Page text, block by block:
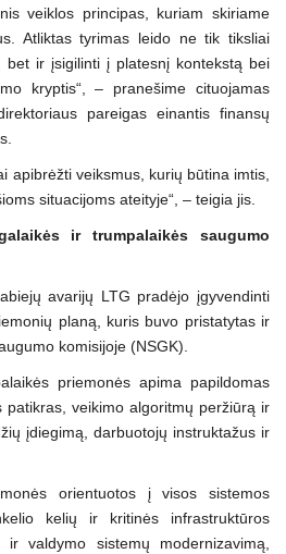
veiklos principas, kuriam skiriame
Atliktas tyrimas leido ne tik tiksliai
bet ir įsigilinti į platesnį kontekstą bei
kryptis“, – pranešime cituojamas
pareigas einantis finansų
apibrėžti veiksmus, kurių būtina imtis,
situacijoms ateityje“, – teigia jis.
ir trumpalaikės saugumo
avarijų LTG pradėjo įgyvendinti
planą, kuris buvo pristatytas ir
komisijoje (NSGK).
priemonės apima papildomas
patikras, veikimo algoritmų peržiūrą ir
įdiegimą, darbuotojų instruktažus ir
orientuotos į visos sistemos
kelių ir kritinės infrastruktūros
ir valdymo sistemų modernizavimą,